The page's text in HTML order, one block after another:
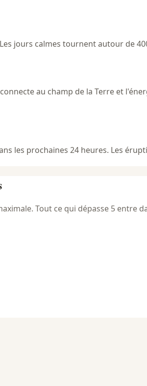
jours calmes tournent autour de
au champ de la Terre et
les prochaines 24 heures. Les
Tout ce qui dépasse 5 entre